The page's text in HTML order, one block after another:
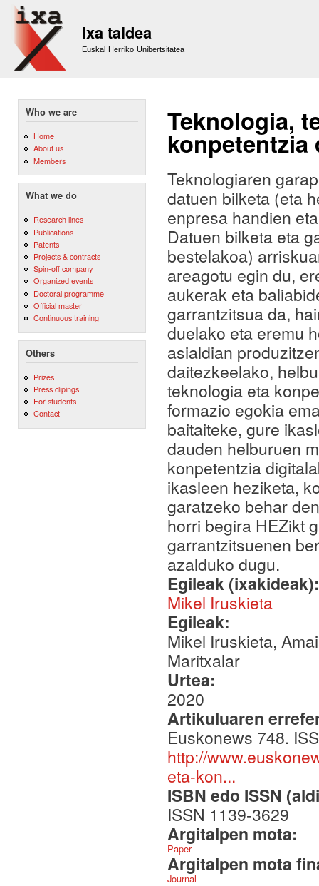
Ixa taldea
Euskal Herriko Unibertsitatea
Who we are
Home
About us
Members
What we do
Research lines
Publications
Patents
Projects & contracts
Spin-off company
Organized events
Doctoral programme
Official master
Continuous training
Others
Prizes
Press clipings
For students
Contact
Teknologia,
konpetentzia
Teknologiaren
datuen bilketa (eta
enpresa handien
Datuen bilketa eta
bestelakoa)
areagotu egin du,
aukerak eta
garrantzitsua da,
duelako eta eremu
asialdian
daitezkeelako,
teknologia eta
formazio egokia
baitaiteke, gure
dauden helburuen
konpetentzia
ikasleen heziketa,
garatzeko behar
horri begira HEZikt
garrantzitsuenen
azalduko dugu.
Egileak
Mikel Iruskieta
Egileak:
Mikel Iruskieta,
Maritxalar
Urtea:
2020
Artikuluaren
Euskonews 748.
http://
eta-kon...
ISBN edo ISSN
ISSN 1139-3629
Argitalpen mota:
Paper
Argitalpen mota
Journal